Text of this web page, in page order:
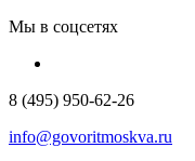
Мы в соцсетях
8 (495) 950-62-26
info@govoritmoskva.ru